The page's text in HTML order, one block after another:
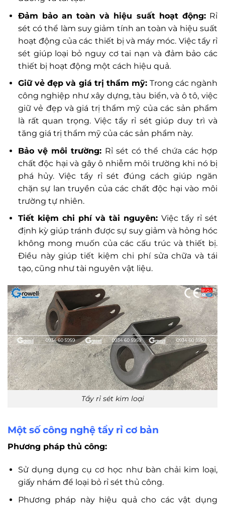
Đảm bảo an toàn và hiệu suất hoạt động:Rỉ
sét có thể làm suy giảm tính an toàn và hiệu suất
hoạt động của các thiết bị và máy móc. Việc tẩy rỉ
sét giúp loại bỏ nguy cơ tai nạn và đảm bảo các
thiết bị hoạt động một cách hiệu quả.
Giữ vẻ đẹp và giá trị thẩm mỹ: Trong các ngành
công nghiệp như xây dựng, tàu biển, và ô tô, việc
giữ vẻ đẹp và giá trị thẩm mỹ của các sản phẩm
là rất quan trọng. Việc tẩy rỉ sét giúp duy trì và
tăng giá trị thẩm mỹ của các sản phẩm này.
Bảo vệ môi trường: Rỉ sét có thể chứa các hợp
chất độc hại và gây ô nhiễm môi trường khi nó bị
phá hủy. Việc tẩy rỉ sét đúng cách giúp ngăn
chặn sự lan truyền của các chất độc hại vào môi
trường tự nhiên.
Tiết kiệm chi phí và tài nguyên: Việc tẩy rỉ sét
định kỳ giúp tránh được sự suy giảm và hỏng hóc
không mong muốn của các cấu trúc và thiết bị.
Điều này giúp tiết kiệm chi phí sửa chữa và tái
tạo, cũng như tài nguyên vật liệu.
Tẩy rỉ sét kim loại
Một số công nghệ tẩy rỉ cơ bản
Phương pháp thủ công:
Sử dụng dụng cụ cơ học như bàn chải kim loại,
giấy nhám để loại bỏ rỉ sét thủ công.
Phương pháp này hiệu quả cho các vật dụng